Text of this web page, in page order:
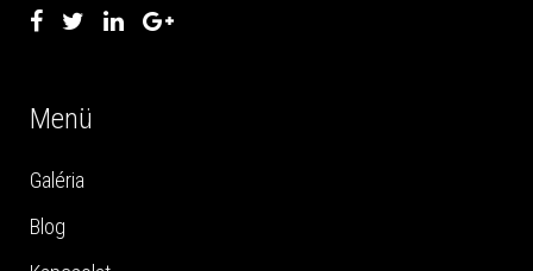
Menü
Galéria
Blog